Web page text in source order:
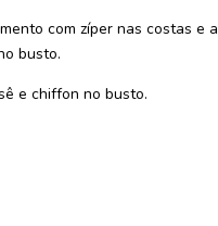
com zíper nas costas e
busto.
e chiffon no busto.